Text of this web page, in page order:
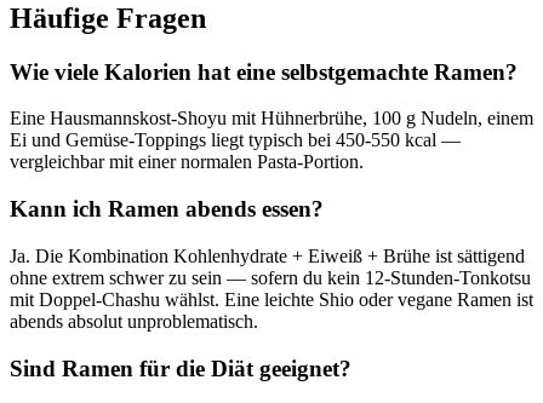
Häufige Fragen
Wie viele Kalorien hat eine selbstgemachte Ramen?
Eine Hausmannskost-Shoyu mit Hühnerbrühe, 100 g Nudeln, einem
Ei und Gemüse-Toppings liegt typisch bei 450-550 kcal —
vergleichbar mit einer normalen Pasta-Portion.
Kann ich Ramen abends essen?
Ja. Die Kombination Kohlenhydrate + Eiweiß + Brühe ist sättigend
ohne extrem schwer zu sein — sofern du kein 12-Stunden-Tonkotsu
mit Doppel-Chashu wählst. Eine leichte Shio oder vegane Ramen ist
abends absolut unproblematisch.
Sind Ramen für die Diät geeignet?